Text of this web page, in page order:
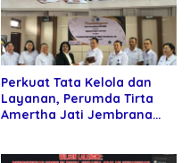
Perkuat Tata Kelola dan
Layanan, Perumda Tirta
Amertha Jati Jembrana